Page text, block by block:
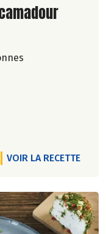
VOIR LA RECETTE